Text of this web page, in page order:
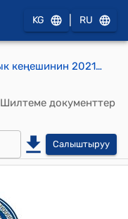
KG RU
Кара –Кулжа айылдык кеңешинин 2021-жылдын 4-февралындагы № 25/1 "Кара-Кулжа айыл аймагында бузуулар жөнүндөгү комиссиянын курамын бекитүү жөнүндө" токтому
Шилтеме документтер
Салыштыруу